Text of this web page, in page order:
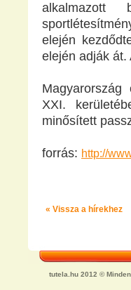
alkalmazott
elején
elején adják át.
XXI.
minősített
forrás: http://
« Vissza a hírekhez
tutela.hu 2012 ©